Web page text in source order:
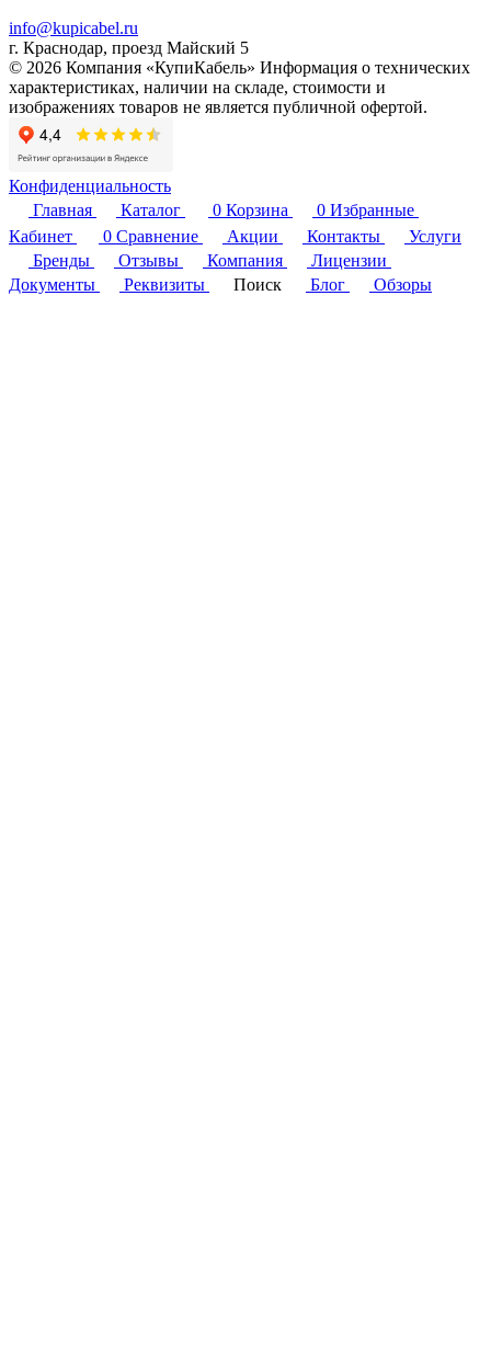
info@kupicabel.ru
г. Краснодар, проезд Майский 5
© 2026 Компания «КупиКабель» Информация о технических
характеристиках, наличии на складе, стоимости и
изображениях товаров не является публичной офертой.
Конфиденциальность
Главная
Каталог 0 Корзина 0 Избранные
Кабинет
0 Сравнение Акции Контакты
Услуги
Бренды
Отзывы Компания
Лицензии
Документы
Реквизиты Поиск Блог Обзоры